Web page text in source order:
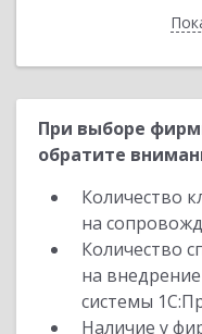
При выборе
обратите
Количество
на
Количество
на
системы
Наличие у